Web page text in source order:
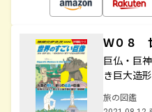
Ｗ０８
巨仏・巨
き巨大造
旅の図鑑